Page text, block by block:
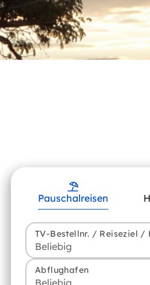
Pauschalreisen
TV-Bestellnr. / Reiseziel /
Abflughafen